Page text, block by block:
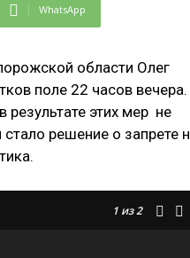
WhatsApp
области Олег
поле 22 часов вечера.
результате этих мер не
решение о запрете
1 из 2